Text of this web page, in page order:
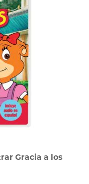
Gracia a los